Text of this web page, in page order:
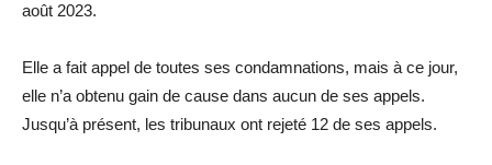
août 2023.
Elle a fait appel de toutes ses condamnations, mais à ce jour,
elle n’a obtenu gain de cause dans aucun de ses appels.
Jusqu’à présent, les tribunaux ont rejeté 12 de ses appels.